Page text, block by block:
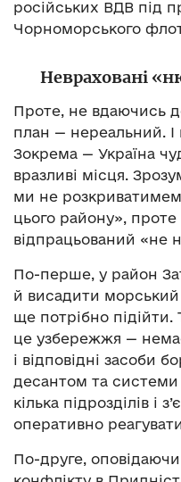
російських ВДВ під
Чорноморського
Невраховані
Проте, не вдаючись
план — нереальний. І
Зокрема — Україна
вразливі місця.
ми не
цього району», проте
відпрацьований «не
По-перше, у район
й висадити
ще потрібно
це узбережжя —
і відповідні засоби
десантом та
кілька підрозділів і
оперативно
По-друге,